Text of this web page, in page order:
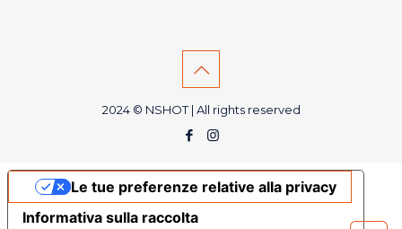
2024 © NSHOT | All rights reserved
Informativa sulla raccolta
Le tue preferenze relative alla privacy